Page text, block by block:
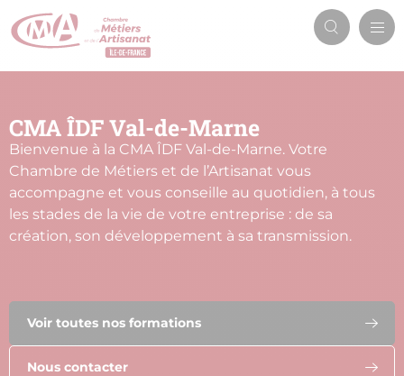
Aller
au
CMA ÎDF Val-de-Marne
Bienvenue à la CMA ÎDF Val-de-Marne. Votre
Chambre de Métiers et de l’Artisanat vous
accompagne et vous conseille au quotidien, à tous
les stades de la vie de votre entreprise : de sa
création, son développement à sa transmission.
Voir toutes nos formations
Nous contacter